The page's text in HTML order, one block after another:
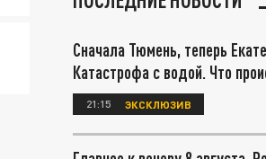
Сначала Тюмень, теперь
Катастрофа с водой. Что
21:15 ЭКСКЛЮЗИВ